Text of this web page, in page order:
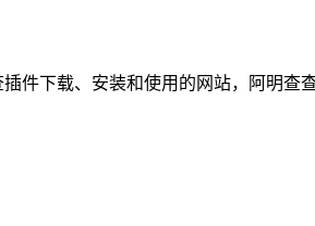
插件下载、安装和使用的网站，阿明